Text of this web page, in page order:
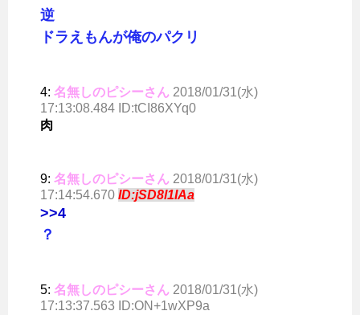
逆
ドラえもんが俺のパクリ
4: 名無しのピシーさん 2018/01/31(水)
17:13:08.484 ID:tCI86XYq0
肉
9: 名無しのピシーさん 2018/01/31(水)
17:14:54.670 ID:jSD8l1IAa
>>4
？
5: 名無しのピシーさん 2018/01/31(水)
17:13:37.563 ID:ON+1wXP9a